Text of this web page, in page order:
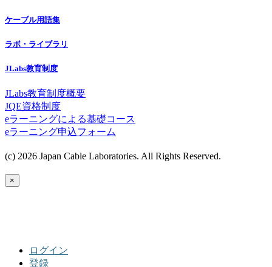
ケーブル用語集
ラボ・ライブラリ
JLabs教育制度
JLabs教育制度概要
JQE資格制度
eラーニングによる基礎コース
eラーニング申込フォーム
(c) 2026 Japan Cable Laboratories. All Rights Reserved.
×
ログイン
登録